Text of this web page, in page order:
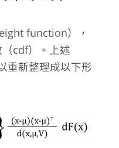
function），
（cdf）。上述
重新整理成以下形